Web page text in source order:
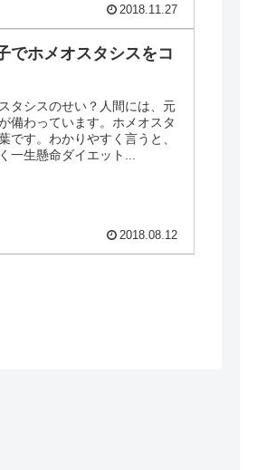
2018.11.27
でホメオスタシスをコ
タシスのせい？人間には、元
備わっています。ホメオスタ
です。わかりやすく言うと、
一生懸命ダイエット...
2018.08.12